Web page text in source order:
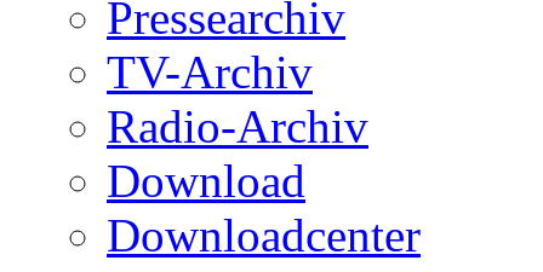
Pressearchiv
TV-Archiv
Radio-Archiv
Download
Downloadcenter